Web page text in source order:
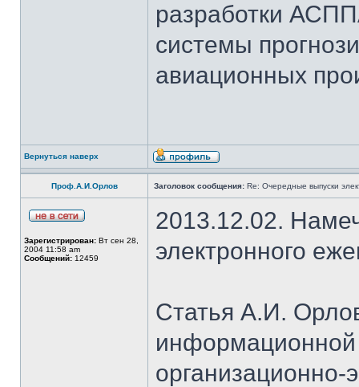
разработки
системы
авиационных
Вернуться наверх
Проф.А.И.Орлов Заголовок сообщения: Re: Очередные выпуски
Зарегистрирован: Вт сен 28,
2004 11:58 am
Сообщений: 12459
2013.12.02.
электронного
Статья А.И.
информационной